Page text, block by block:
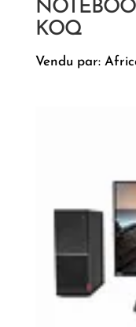
KOQ
Vendu par: